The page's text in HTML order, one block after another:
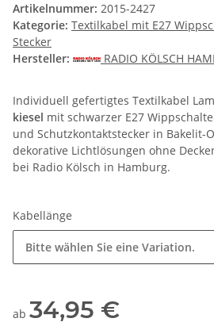
Artikelnummer: 2015-2427
Kategorie: Textilkabel mit E27
Stecker
Hersteller:
RADIO KÖLSCH
Individuell gefertigtes Textilkabel
kiesel mit schwarzer E27
und Schutzkontaktstecker in Bakelit-
dekorative Lichtlösungen ohne
bei Radio Kölsch in Hamburg.
Kabellänge
Bitte wählen Sie eine Variation.
ab 34,95 €